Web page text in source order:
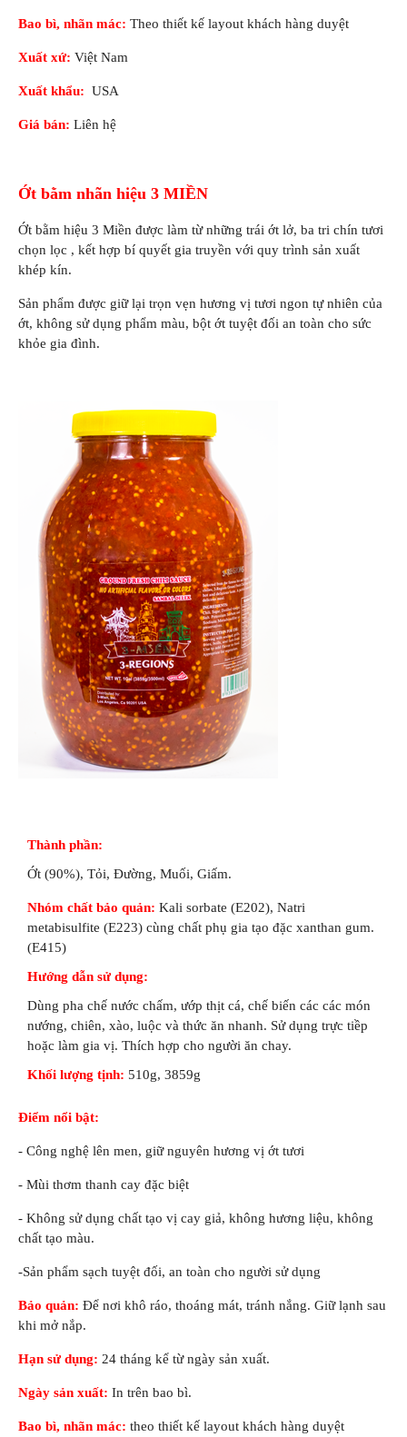
Bao bì, nhãn mác: Theo thiết kế layout khách hàng duyệt
Xuất xứ: Việt Nam
Xuất khẩu: USA
Giá bán: Liên hệ
Ớt bằm nhãn hiệu 3 MIỀN
Ớt bằm hiệu 3 Miền được làm từ những trái ớt lở, ba tri chín tươi
chọn lọc , kết hợp bí quyết gia truyền với quy trình sản xuất
khép kín.
Sản phẩm được giữ lại trọn vẹn hương vị tươi ngon tự nhiên của
ớt, không sử dụng phẩm màu, bột ớt tuyệt đối an toàn cho sức
khỏe gia đình.
Thành phần:
Ớt (90%), Tỏi, Đường, Muối, Giấm.
Nhóm chất bảo quản: Kali sorbate (E202), Natri
metabisulfite (E223) cùng chất phụ gia tạo đặc xanthan gum.
(E415)
Hướng dẫn sử dụng:
Dùng pha chế nước chấm, ướp thịt cá, chế biến các các món
nướng, chiên, xào, luộc và thức ăn nhanh. Sử dụng trực tiềp
hoặc làm gia vị. Thích hợp cho người ăn chay.
Khối lượng tịnh: 510g, 3859g
Điểm nổi bật:
- Công nghệ lên men, giữ nguyên hương vị ớt tươi
- Mùi thơm thanh cay đặc biệt
- Không sử dụng chất tạo vị cay giả, không hương liệu, không
chất tạo màu.
-Sản phẩm sạch tuyệt đối, an toàn cho người sử dụng
Bảo quản: Để nơi khô ráo, thoáng mát, tránh nắng. Giữ lạnh sau
khi mở nắp.
Hạn sử dụng: 24 tháng kể từ ngày sản xuất.
Ngày sản xuất: In trên bao bì.
Bao bì, nhãn mác: theo thiết kế layout khách hàng duyệt